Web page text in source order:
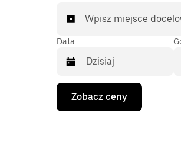
Wpisz miejsce
Data
Naciśnij
klawisz
strzałki
Zobacz ceny